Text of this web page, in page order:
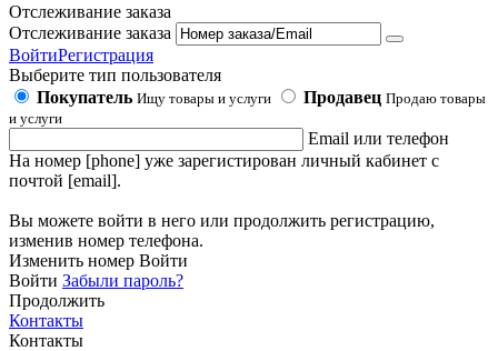
Отслеживание заказа
Отслеживание заказа
ВойтиРегистрация
Выберите тип пользователя
Покупатель Ищу товары и услуги Продавец Продаю товары
и услуги
Email или телефон
На номер [phone] уже зарегистирован личный кабинет с
почтой [email].
Вы можете войти в него или продолжить регистрацию,
изменив номер телефона.
Изменить номер Войти
Войти Забыли пароль?
Продолжить
Контакты
Контакты